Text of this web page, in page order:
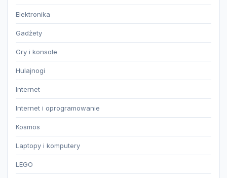
Elektronika
Gadżety
Gry i konsole
Hulajnogi
Internet
Internet i oprogramowanie
Kosmos
Laptopy i komputery
LEGO